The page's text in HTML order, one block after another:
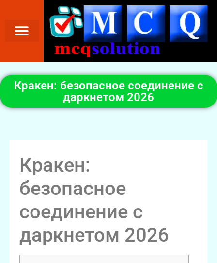
Кракен: безопасное соединение с
даркнетом 2026
Кракен:
безопасное
соединение с
даркнетом 2026